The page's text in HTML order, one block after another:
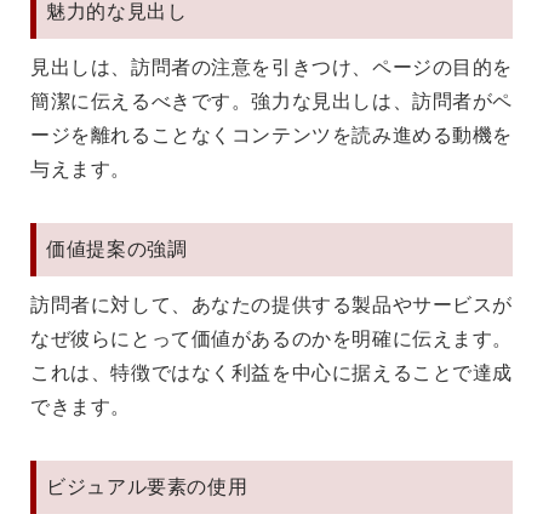
魅力的な見出し
見出しは、訪問者の注意を引きつけ、ページの目的を
簡潔に伝えるべきです。強力な見出しは、訪問者がペ
ージを離れることなくコンテンツを読み進める動機を
与えます。
価値提案の強調
訪問者に対して、あなたの提供する製品やサービスが
なぜ彼らにとって価値があるのかを明確に伝えます。
これは、特徴ではなく利益を中心に据えることで達成
できます。
ビジュアル要素の使用